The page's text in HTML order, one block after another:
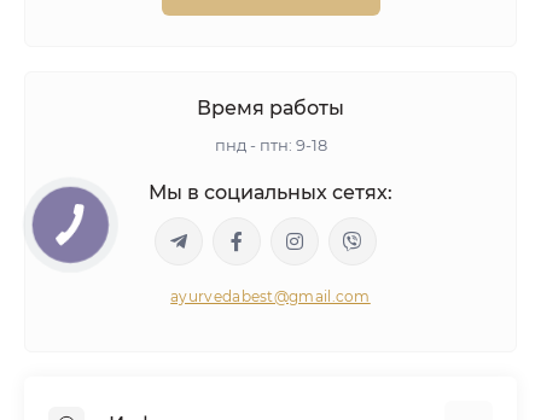
Время работы
пнд - птн: 9-18
Мы в социальных сетях:
ayurvedabest@gmail.com